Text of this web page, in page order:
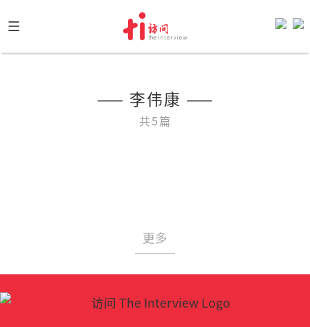
to
content
—— 李伟康 ——
共5篇
更多